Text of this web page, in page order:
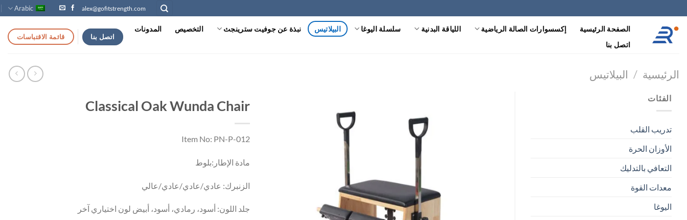
للمحتوى
alex@gofitstrength.com
Arabic
الصفحة الرئيسية إكسسوارات الصالة الرياضية اللياقة البدنية سلسلة اليوغا البيلاتيس نبذة عن جوفيت سترينجث التخصيص
المدونات
اتصل بنا
اتصل بنا قائمة الاقتباسات
الرئيسية / البيلاتيس
الفئات
تدريب القلب
الأوزان الحرة
التعافي بالتدليك
معدات القوة
اليوغا
Classical Oak Wunda Chair
Item No: PN-P-012
مادة الإطار:بلوط
الزنبرك: عادي/عادي/عادي/عالي
جلد اللون: أسود، رمادي، أسود، أبيض لون اختياري آخر